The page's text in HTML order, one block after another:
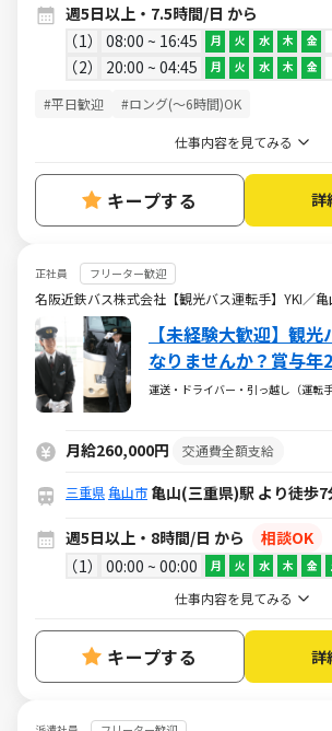
週5日以上・7.5時間/日 から
1
08:00 ~ 16:45 月 火 水 木 金
2 20:00 ~ 04:45 月 火 水 木 金
#平日歓迎 #ロング(～6時間)OK
仕事内容を見てみる
キープする 詳
正社員 フリーター歓迎
名阪近鉄バス株式会社【観光バス運転手】YKI／
【未経験大歓迎】観
なりませんか？賞与年
支援あり◎まもなく100
運送・ドライバー・引っ越し（運転手
月給260,000円 交通費全額支給
三重県亀山市 亀山(三重県)駅 より徒歩7
週5日以上・8時間/日 から
相談OK
1
00:00 ~ 00:00 月 火 水 木 金
仕事内容を見てみる
キープする 詳